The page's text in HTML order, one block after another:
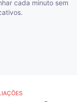
cada minuto sem